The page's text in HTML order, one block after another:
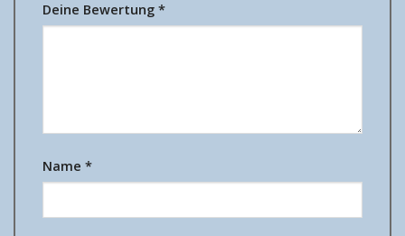
Deine Bewertung *
Name *